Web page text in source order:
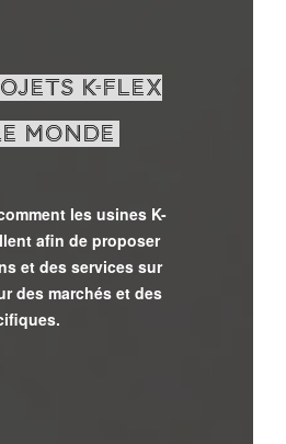
K-FLEX
MONDE
les usines K-
afin de proposer
et des services sur
des marchés et des